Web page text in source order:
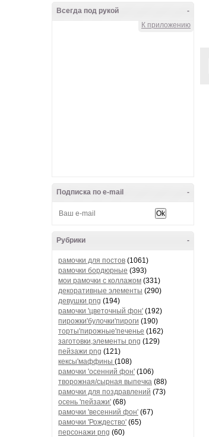
-
Всегда под рукой
К приложению
-
Подписка по e-mail
-
Рубрики
рамочки для постов (1061)
рамочки бордюрные (393)
мои рамочки с коллажом (331)
декоративные элементы (290)
девушки png (194)
рамочки 'цветочный фон' (192)
пирожки'булочки'пироги (190)
торты'пирожные'печенье (162)
заготовки,элементы png (129)
пейзажи png (121)
кексы'маффины (108)
рамочки 'осенний фон' (106)
творожная/сырная выпечка (88)
рамочки для поздравлений (73)
осень 'пейзажи' (68)
рамочки 'весенний фон' (67)
рамочки 'Рождество' (65)
персонажи png (60)